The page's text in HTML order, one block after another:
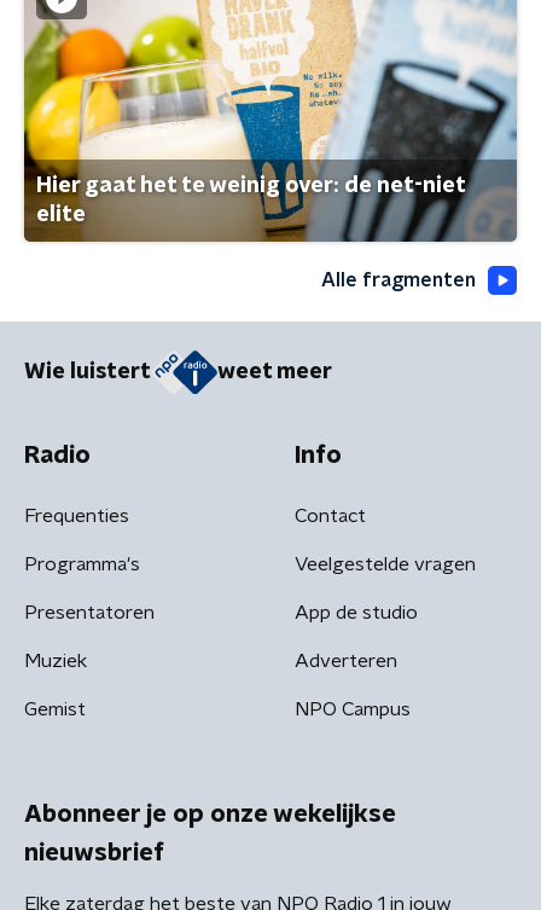
Hier gaat het te weinig over: de net-niet
elite
Alle fragmenten
Wie luistert weet meer
Radio
Frequenties
Programma's
Presentatoren
Muziek
Gemist
Info
Contact
Veelgestelde vragen
App de studio
Adverteren
NPO Campus
Abonneer je op onze wekelijkse
nieuwsbrief
Elke zaterdag het beste van NPO Radio 1 in jouw